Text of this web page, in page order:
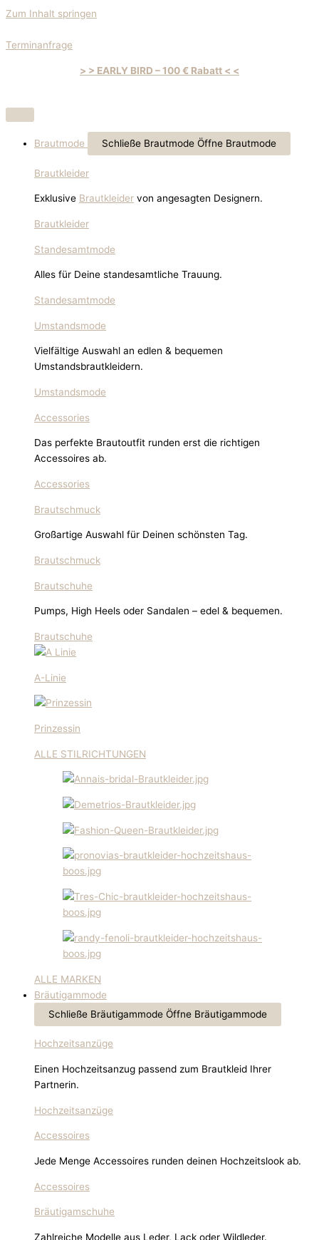
Zum Inhalt springen
Terminanfrage
> > EARLY BIRD – 100 € Rabatt < <
Brautmode Schließe Brautmode Öffne Brautmode
Brautkleider
Exklusive Brautkleider von angesagten Designern.
Brautkleider
Standesamtmode
Alles für Deine standesamtliche Trauung.
Standesamtmode
Umstandsmode
Vielfältige Auswahl an edlen & bequemen
Umstandsbrautkleidern.
Umstandsmode
Accessories
Das perfekte Brautoutfit runden erst die richtigen
Accessoires ab.
Accessories
Brautschmuck
Großartige Auswahl für Deinen schönsten Tag.
Brautschmuck
Brautschuhe
Pumps, High Heels oder Sandalen – edel & bequemen.
Brautschuhe
A-Linie
Prinzessin
ALLE STILRICHTUNGEN
ALLE MARKEN
Bräutigammode
Schließe Bräutigammode Öffne Bräutigammode
Hochzeitsanzüge
Einen Hochzeitsanzug passend zum Brautkleid Ihrer
Partnerin.
Hochzeitsanzüge
Accessoires
Jede Menge Accessoires runden deinen Hochzeitslook ab.
Accessoires
Bräutigamschuhe
Zahlreiche Modelle aus Leder, Lack oder Wildleder.